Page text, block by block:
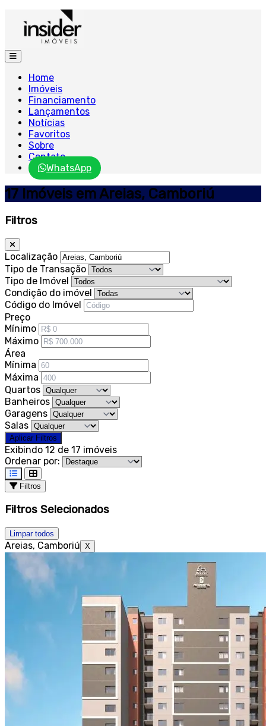
Home
Imóveis
Financiamento
Lançamentos
Notícias
Favoritos
Sobre
Contato
WhatsApp
17 Imóveis em Areias, Camboriú
Filtros
Localização
Tipo de Transação
Tipo de Imóvel
Condição do imóvel
Código do Imóvel
Preço
Mínimo
Máximo
Área
Mínima
Máxima
Quartos
Banheiros
Garagens
Salas
Aplicar Filtros
Exibindo 12 de 17 imóveis
Ordenar por:
Filtros
Filtros Selecionados
Limpar todos
Areias, Camboriú X